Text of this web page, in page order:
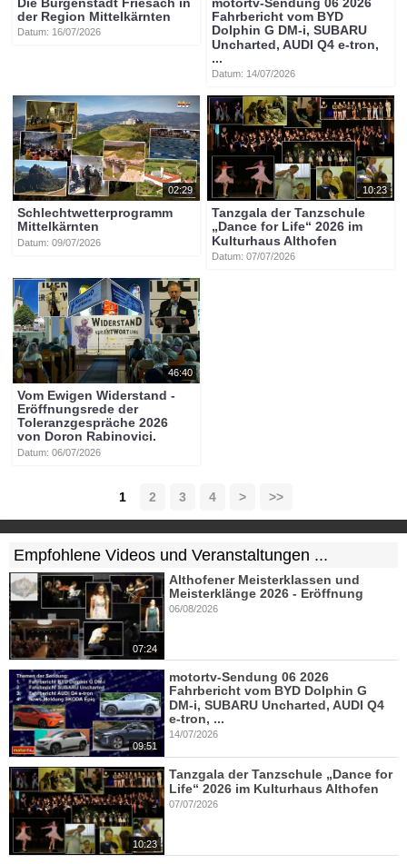
der Region Mittelkärnten
Datum: 16/07/2026
Fahrbericht vom BYD
Dolphin G DM-i, SUBARU
Uncharted, AUDI Q4 e-tron,
...
Datum: 14/07/2026
02:29
Schlechtwetterprogramm
Mittelkärnten
Datum: 09/07/2026
10:23
Tanzgala der Tanzschule
„Dance for Life“ 2026 im
Kulturhaus Althofen
Datum: 07/07/2026
46:40
Vom Ewigen Widerstand -
Eröffnungsrede der
Toleranzgespräche 2026
von Doron Rabinovici.
Datum: 06/07/2026
1 2 3 4 > >>
Empfohlene Videos und Veranstaltungen ...
07:24
Althofener Meisterklassen und
Meisterklänge 2026 - Eröffnung
06/08/2026
09:51
motortv-Sendung 06 2026
Fahrbericht vom BYD Dolphin G
DM-i, SUBARU Uncharted, AUDI Q4
e-tron, ...
14/07/2026
10:23
Tanzgala der Tanzschule „Dance for
Life“ 2026 im Kulturhaus Althofen
07/07/2026